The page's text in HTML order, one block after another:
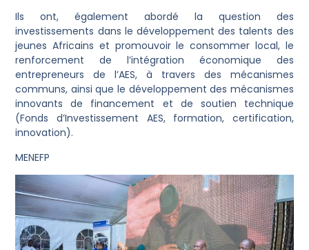
Ils ont, également abordé la question des
investissements dans le développement des talents des
jeunes Africains et promouvoir le consommer local, le
renforcement de l’intégration économique des
entrepreneurs de l’AES, à travers des mécanismes
communs, ainsi que le développement des mécanismes
innovants de financement et de soutien technique
(Fonds d’Investissement AES, formation, certification,
innovation).
MENEFP